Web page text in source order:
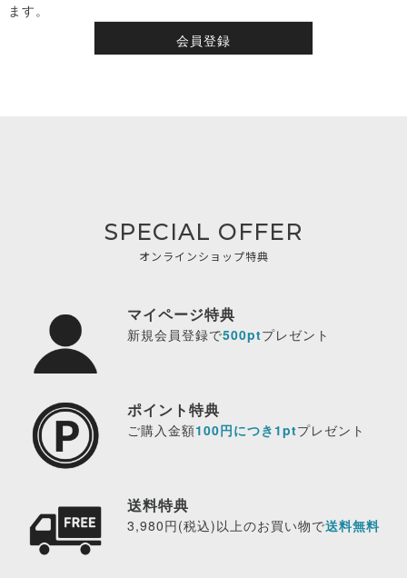
ます。
会員登録
SPECIAL OFFER
オンラインショップ特典
マイページ特典
新規会員登録で500ptプレゼント
ポイント特典
ご購入金額100円につき1ptプレゼント
送料特典
3,980円(税込)以上のお買い物で送料無料